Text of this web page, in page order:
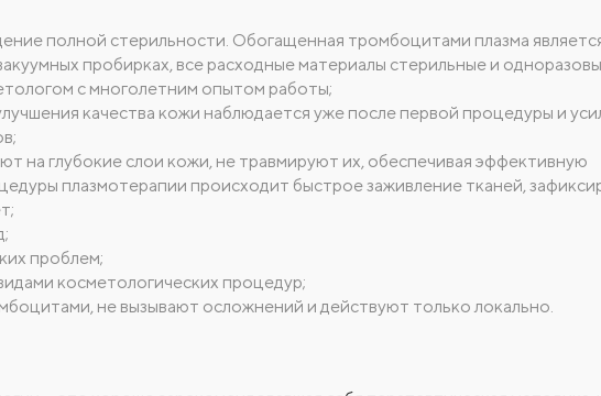
полной стерильности. Обогащенная тромбоцитами плазма
пробирках, все расходные материалы стерильные и
с многолетним опытом работы;
качества кожи наблюдается уже после первой процедуры и
на глубокие слои кожи, не травмируют их, обеспечивая эффективную
плазмотерапии происходит быстрое заживление тканей,
проблем;
косметологических процедур;
не вызывают осложнений и действуют только локально.